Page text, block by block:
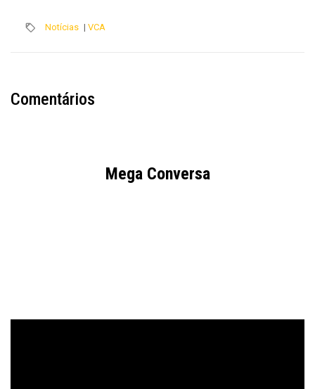
Notícias | VCA
Comentários
Mega Conversa